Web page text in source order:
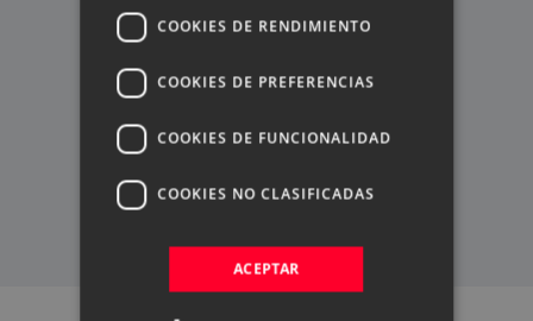
PERSONALIZADO
PROPIO
COOKIES DE RENDIMIENTO
COOKIES DE PREFERENCIAS
COOKIES DE FUNCIONALIDAD
COOKIES NO CLASIFICADAS
ACEPTAR